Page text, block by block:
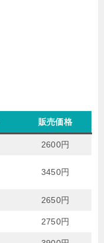
販売価格
2600円
3450円
2650円
2750円